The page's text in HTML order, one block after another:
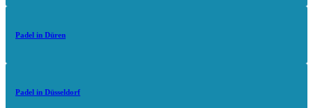
Padel in Düren
Padel in Düsseldorf